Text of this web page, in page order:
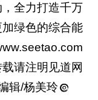
全力打造千万
绿色的综合能
请注明见道网
辑/杨美玲